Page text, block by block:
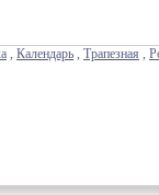
, Календарь , Трапезная ,